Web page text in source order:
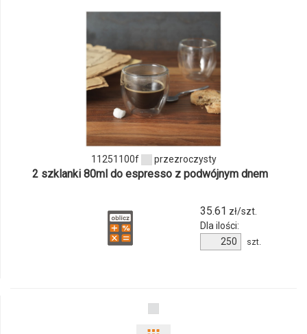
odmiany
ilości
produktu
11251100f
11251100f przezroczysty
2 szklanki 80ml do espresso z podwójnym dnem
35.61 zł/szt.
Dla ilości:
produktu
szt.